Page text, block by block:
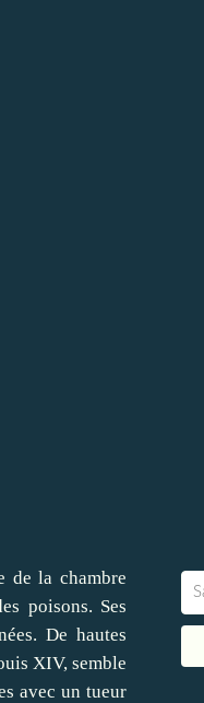
de la chambre
poisons. Ses
De hautes
XIV, semble
avec un tueur